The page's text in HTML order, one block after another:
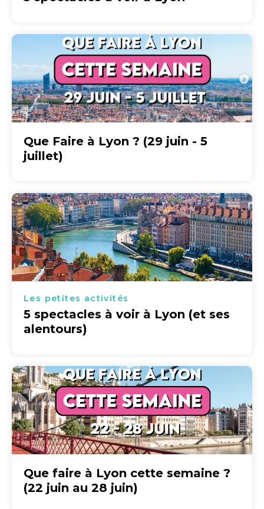
Que Faire à Lyon ? (29 juin - 5
juillet)
Les petites activités
5 spectacles à voir à Lyon (et ses
alentours)
Que faire à Lyon cette semaine ?
(22 juin au 28 juin)